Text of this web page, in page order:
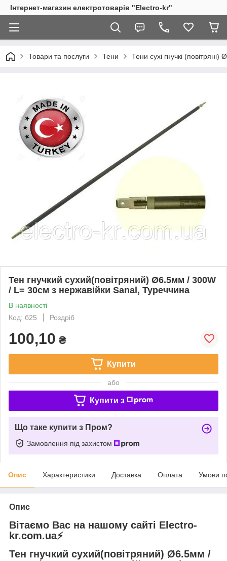
Інтернет-магазин електротоварів "Electro-kr"
Товари та послуги Тени Тени сухі гнучкі
Тен гнучкий сухий(повітряний) Ø6.5мм / 300W
/ L= 30см з нержавійки Sanal, Туреччина
В наявності
Код: б25
Роздріб
100,10 ₴
Купити
або
Купити з
Що таке купити з Пром?
Замовлення під захистом
Опис Характеристики Доставка Оплата Умови
Опис
Вітаємо Вас на нашому сайті Electro-
kr.com.ua⚡️
Тен гнучкий сухий(повітряний) Ø6.5мм /